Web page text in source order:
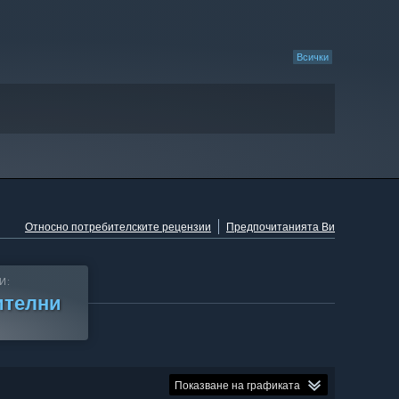
Всички
Относно потребителските рецензии Предпочитанията Ви
Показване на графиката